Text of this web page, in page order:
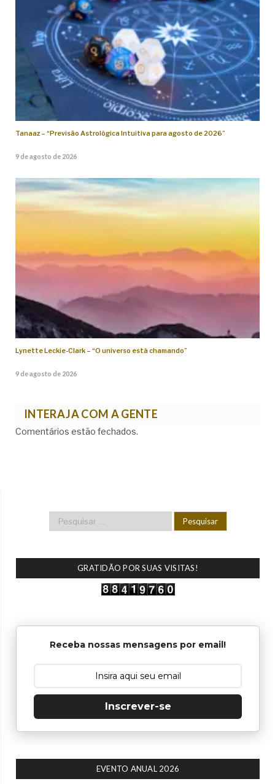
Tanaaz – “Previsão Astrológica Intuitiva para agosto de 2026”
9 de agosto de 2026
Lynette Leckie-Clark – “O universo está chamando”
9 de agosto de 2026
INTERAJA COM A GENTE
Comentários estão fechados.
GRATIDÃO POR SUAS VISITAS!
Receba nossas mensagens por email!
Inscrever-se
EVENTO ANUAL 2026